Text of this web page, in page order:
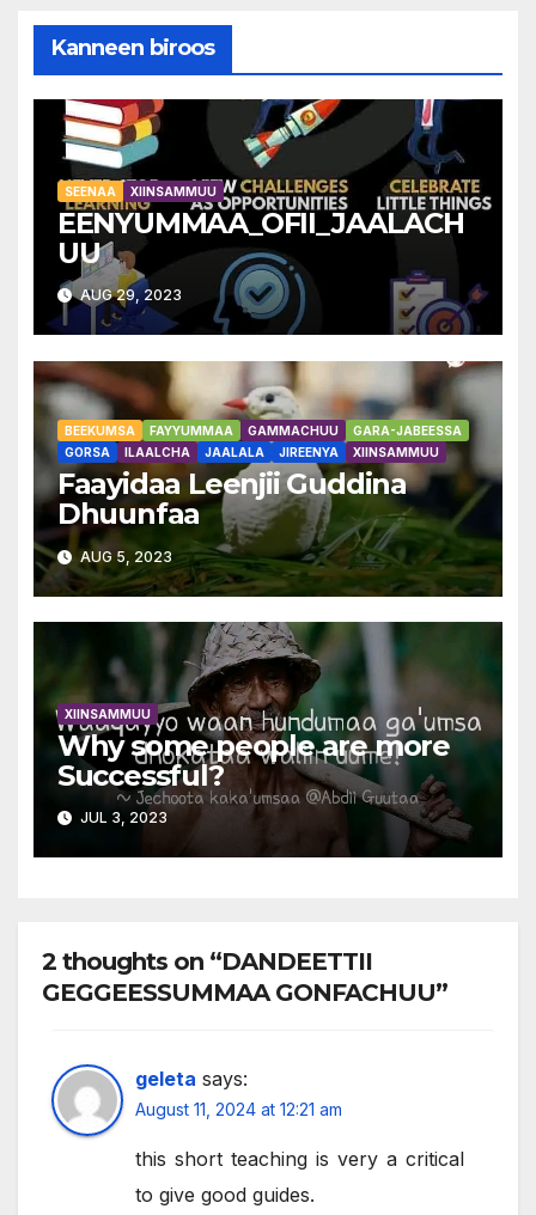
Kanneen biroos
SEENAA XIINSAMMUU
EENYUMMAA_OFII_JAALACH
UU
AUG 29, 2023
BEEKUMSA FAYYUMMAA GAMMACHUU
GARA-JABEESSA
GORSA
ILAALCHA JAALALA JIREENYA XIINSAMMUU
Faayidaa Leenjii Guddina
Dhuunfaa
AUG 5, 2023
XIINSAMMUU
Why some people are more
Successful?
JUL 3, 2023
2 thoughts on “DANDEETTII
GEGGEESSUMMAA GONFACHUU”
geleta says:
August 11, 2024 at 12:21 am
this short teaching is very a critical
to give good guides.